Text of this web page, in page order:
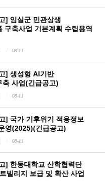
] 임실군 민관상생
구축사업 기본계획 수립용역
08-11
] 생성형 AI기반
축 사업(긴급공고)
08-11
] 국가 기후위기 적응정보
영(2025)(긴급공고)
08-11
] 한동대학교 산학협력단
빌리지 보급 및 확산 사업